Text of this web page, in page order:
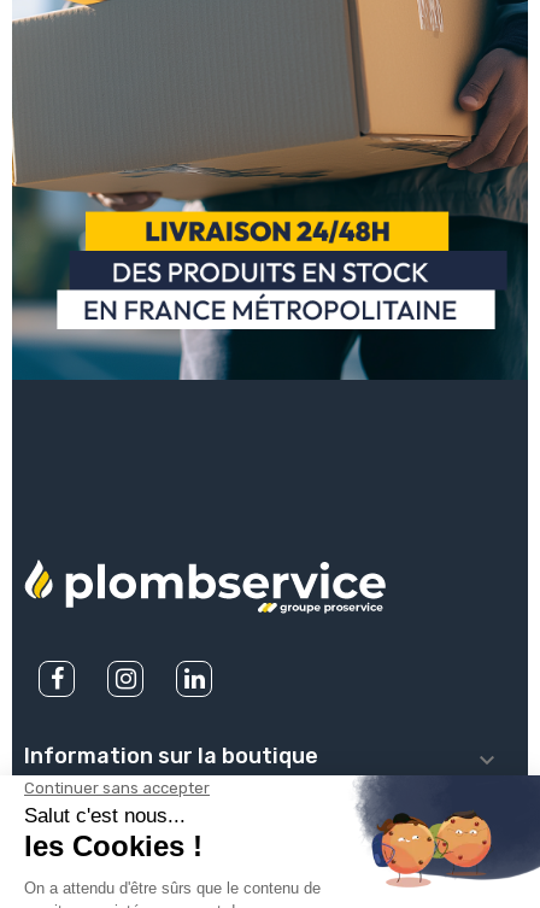
Information sur la boutique 
PLOMBSERVICE 
INFOS PRATIQUES 